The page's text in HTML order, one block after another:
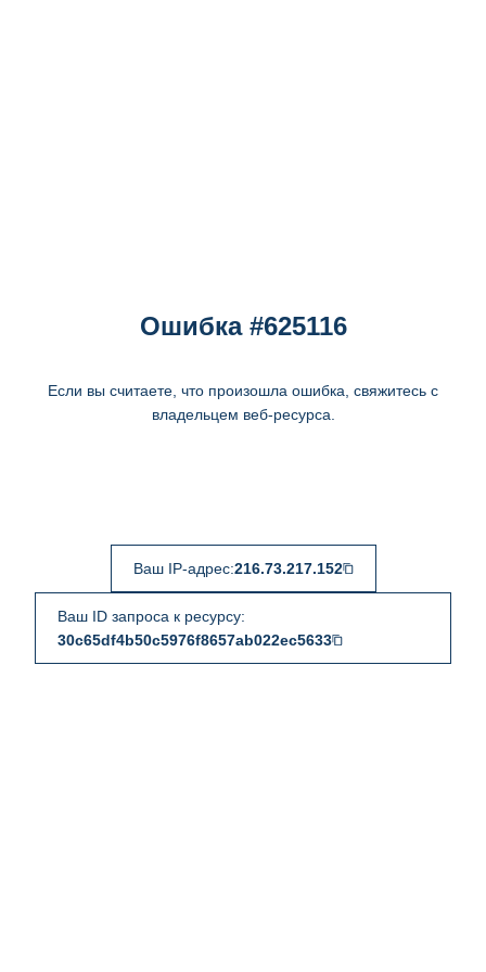
Ошибка #625116
Если вы считаете, что произошла ошибка, свяжитесь с
владельцем веб-ресурса.
Ваш IP-адрес:216.73.217.152
Ваш ID запроса к ресурсу:
30c65df4b50c5976f8657ab022ec5633